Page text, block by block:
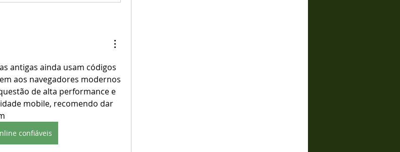
antigas ainda usam códigos
aos navegadores modernos
de alta performance e
mobile, recomendo dar
confiáveis